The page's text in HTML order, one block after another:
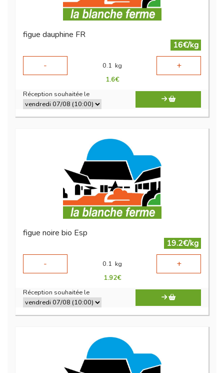
figue dauphine FR
16€/kg
-
0.1 kg +
1.6€
Réception souhaitée le
figue noire bio Esp
19.2€/kg
-
0.1 kg +
1.92€
Réception souhaitée le